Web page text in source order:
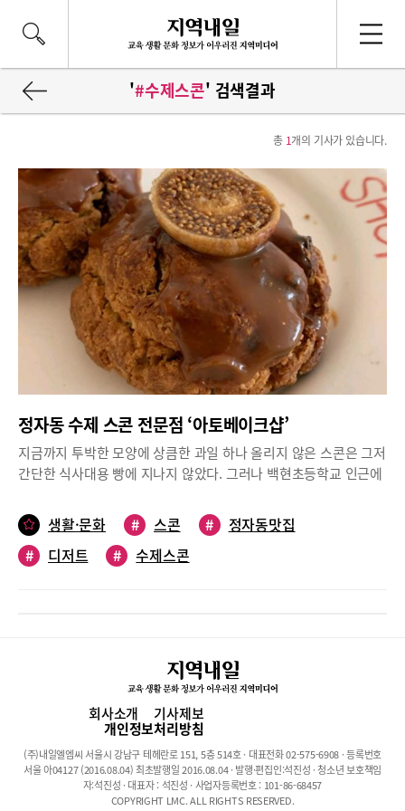
'#수제스콘' 검색결과
총 1개의 기사가 있습니다.
정자동 수제 스콘 전문점 ‘아토베이크샵’
지금까지 투박한 모양에 상큼한 과일 하나 올리지 않은 스콘은 그저
간단한 식사대용 빵에 지나지 않았다. 그러나 백현초등학교 인근에
의 생각을 한 번에 바뀌게 했다.지난 6월 문을 연 이곳은 빈티지 테
이블과 의자, 독특한 멋의 작은 소품들로 연출된 감각적인 실내는
유럽에서 즐긴다는 티타임 장소로도 제격이다. 아직 대중적이지 않
러운 식사의 화려한 마무리를 담당해줄 디저트로, 때로는 감사의 마
음을 전하는 선물로도 손색이 없다.특히 이곳 대표의 실험정신(?)으
로 탄생한 고소한 고메버터와 달콤한 앙금을 넣은 ‘앙버터 스콘’, 직
접 만든 라즈베리잼에 피넛버터를 더한 ‘피넛라즈베리스콘’, 한국음
키와 같아 어른들이 더욱 사랑하는 ‘오레오초코칩스콘’ 등 색다른
조합의 스콘들이 눈길을 사로잡는다. 이외에도 네 가지 맛을 한 번
에 즐길 수 있는 ‘미니스콘’과 고르곤졸라와 플레인 맛의 ‘휘낭시
생활·문화 # 스콘 #
정자동맛집
#
디저트 # 수제스콘
회사소개 기사제보
개인정보처리방침
(주)내일엘엠씨 서울시 강남구 테헤란로 151, 5층 514호 · 대표전화 02-575-6908 · 등록번호
서울 아04127 (2016.08.04) 최초발행일 2016.08.04 · 발행·편집인:석진성 · 청소년 보호책임
자:석진성 · 대표자 : 석진성 · 사업자등록번호 : 101-86-68457
COPYRIGHT LMC. ALL RIGHTS RESERVED.